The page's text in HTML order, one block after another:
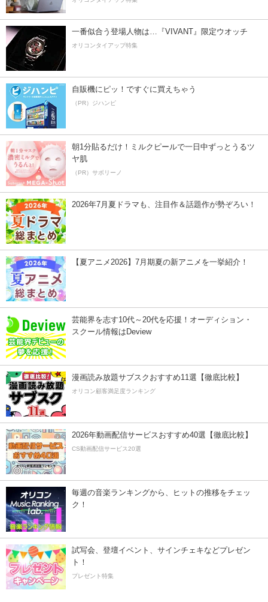
一番似合う登場人物は…『VIVANT』限定ウオッチ
オリコンタイアップ特集
自販機にピッ！ですぐに買えちゃう
（PR）ジハンピ
朝1分貼るだけ！ミルクピールで一日中ずっとうるツ
ヤ肌
（PR）サボリーノ
2026年7月夏ドラマも、注目作＆話題作が勢ぞろい！
【夏アニメ2026】7月期夏の新アニメを一挙紹介！
芸能界を志す10代～20代を応援！オーディション・
スクール情報はDeview
漫画読み放題サブスクおすすめ11選【徹底比較】
オリコン顧客満足度ランキング
2026年動画配信サービスおすすめ40選【徹底比較】
CS動画配信サービス20選
毎週の音楽ランキングから、ヒットの推移をチェッ
ク！
試写会、登壇イベント、サインチェキなどプレゼン
ト！
プレゼント特集